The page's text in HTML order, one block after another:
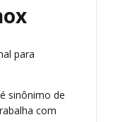
para
é sinônimo de
com